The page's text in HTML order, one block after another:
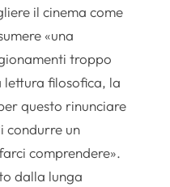
il cinema come
«una
troppo
lettura filosofica, la
questo rinunciare
condurre un
comprendere».
dalla lunga